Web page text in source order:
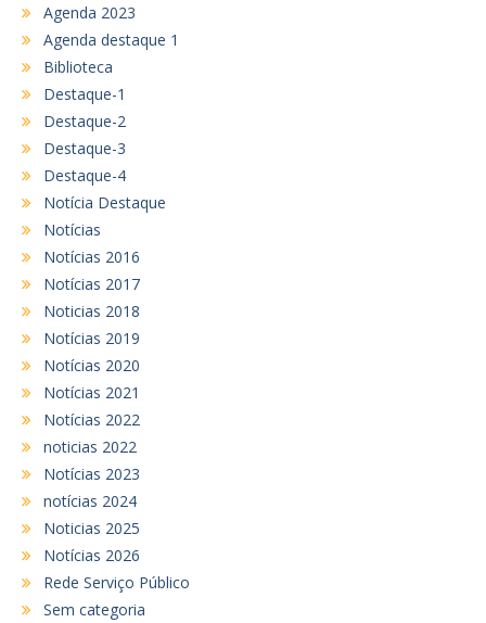
Agenda 2023
Agenda destaque 1
Biblioteca
Destaque-1
Destaque-2
Destaque-3
Destaque-4
Notícia Destaque
Notícias
Notícias 2016
Notícias 2017
Noticias 2018
Notícias 2019
Notícias 2020
Notícias 2021
Notícias 2022
noticias 2022
Notícias 2023
notícias 2024
Noticias 2025
Notícias 2026
Rede Serviço Público
Sem categoria